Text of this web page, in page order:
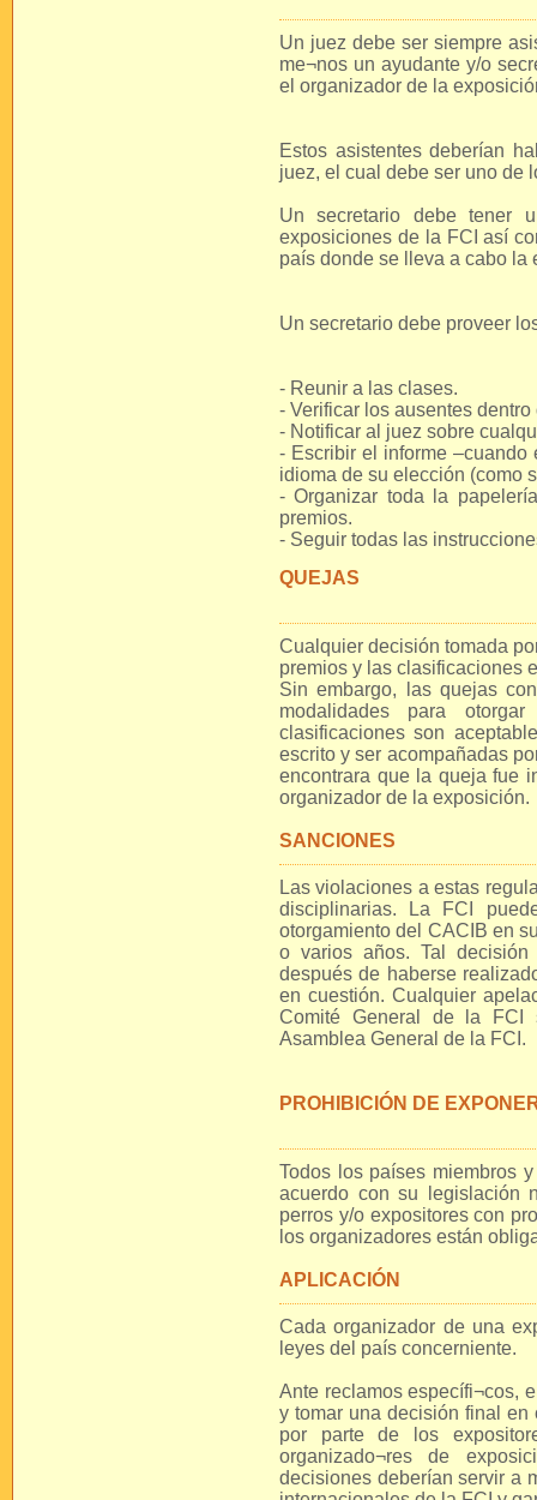
Un juez debe ser siempre
me¬nos un ayudante y/o
el organizador de la
Estos asistentes deberían
juez, el cual debe ser uno de
Un secretario debe tener
exposiciones de la FCI así
país donde se lleva a cabo la
Un secretario debe proveer
- Reunir a las clases.
- Verificar los ausentes
- Notificar al juez sobre
- Escribir el informe
idioma de su elección (como
- Organizar toda la
premios.
- Seguir todas las
QUEJAS
Cualquier decisión tomada
premios y las clasificaciones
Sin embargo, las quejas
modalidades para
clasificaciones son
escrito y ser acompañadas
encontrara que la queja fue
organizador de la exposición.
SANCIONES
Las violaciones a estas
disciplinarias. La FCI
otorgamiento del CACIB en
o varios años. Tal
después de haberse
en cuestión. Cualquier
Comité General de la FCI
Asamblea General de la FCI.
PROHIBICIÓN DE
Todos los países miembros
acuerdo con su legislación
perros y/o expositores con
los organizadores están
APLICACIÓN
Cada organizador de una
leyes del país concerniente.
Ante reclamos específi¬cos,
y tomar una decisión final en
por parte de los
organizado¬res de
decisiones deberían servir a